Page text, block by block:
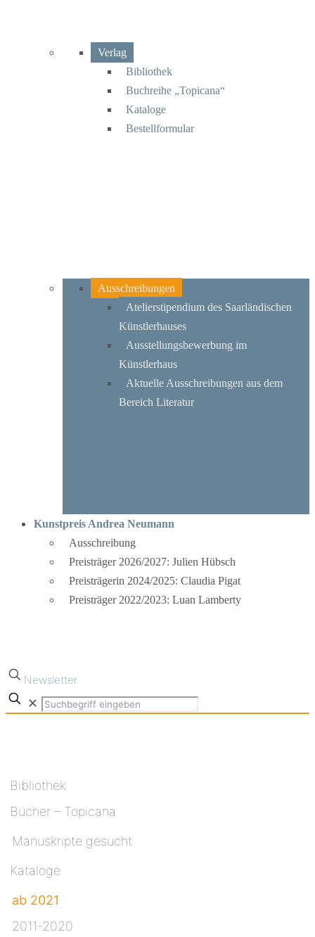
Verlag
Bibliothek
Buchreihe „Topicana“
Kataloge
Bestellformular
Ausschreibungen
Atelierstipendium des Saarländischen
Künstlerhauses
Ausstellungsbewerbung im
Künstlerhaus
Aktuelle Ausschreibungen aus dem
Bereich Literatur
Kunstpreis Andrea Neumann
Ausschreibung
Preisträger 2026/2027: Julien Hübsch
Preisträgerin 2024/2025: Claudia Pigat
Preisträger 2022/2023: Luan Lamberty
Newsletter
✕
Bibliothek
Bücher – Topicana
Manuskripte gesucht
Kataloge
ab 2021
2011-2020